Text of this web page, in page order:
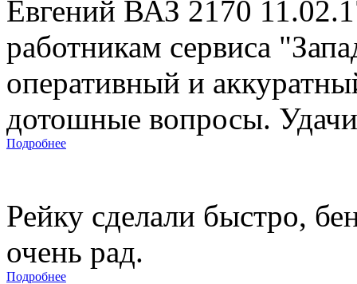
Евгений ВАЗ 2170
работникам сервиса
оперативный и
дотошные вопросы. Удачи
Подробнее
Рейку сделали быстро,
очень рад.
Подробнее